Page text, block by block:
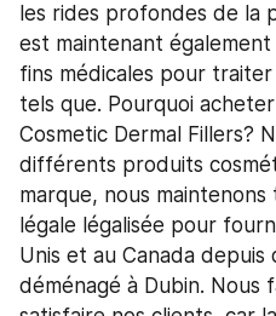
les rides profondes de la
est maintenant
fins médicales pour traiter
tels que. Pourquoi
Cosmetic Dermal Fillers?
différents produits
marque, nous
légale légalisée pour
Unis et au Canada depuis
déménagé à Dubin. Nous